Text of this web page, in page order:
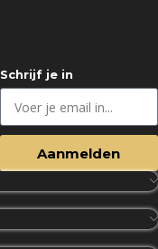
Schrijf je in
Aanmelden